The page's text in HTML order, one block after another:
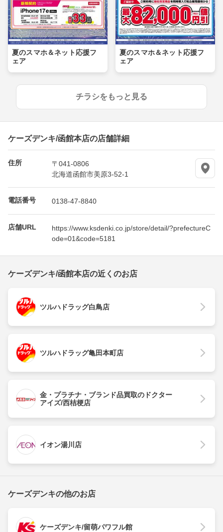
夏のスマホ＆ネット応援フ
ェア
夏のスマホ＆ネット応援フ
ェア
チラシをもっと見る
ケーズデンキ/函館本店の店舗詳細
住所
〒041-0806
北海道函館市美原3-52-1
電話番号 0138-47-8840
店舗URL
https://www.ksdenki.co.jp/store/detail/?prefectureC
ode=01&code=5181
ケーズデンキ/函館本店の近くのお店
ツルハドラッグ白鳥店
ツルハドラッグ亀田本町店
金・プラチナ・ブランド品買取のドクター
アイズ/西桔梗店
イオン湯川店
ケーズデンキの他のお店
ケーズデンキ/留萌パワフル館